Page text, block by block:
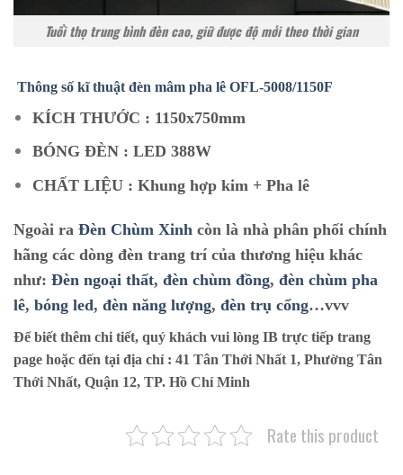
Tuổi thọ trung bình đèn cao, giữ được độ mới theo thời gian
Thông số kĩ thuật đèn mâm pha lê OFL-5008/1150F
KÍCH THƯỚC : 1150x750mm
BÓNG ĐÈN : LED 388W
CHẤT LIỆU : Khung hợp kim + Pha lê
Ngoài ra Đèn Chùm Xinh còn là nhà phân phối chính
hãng các dòng đèn trang trí của thương hiệu khác
như: Đèn ngoại thất, đèn chùm đồng, đèn chùm pha
lê, bóng led, đèn năng lượng, đèn trụ cổng…vvv
Để biết thêm chi tiết, quý khách vui lòng IB trực tiếp trang
page hoặc đến tại địa chỉ : 41 Tân Thới Nhất 1, Phường Tân
Thới Nhất, Quận 12, TP. Hồ Chí Minh
Rate this product